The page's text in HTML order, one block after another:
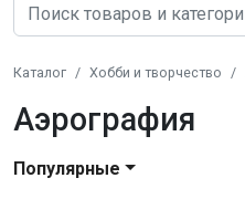
Каталог Хобби и творчество
Аэрография
Популярные